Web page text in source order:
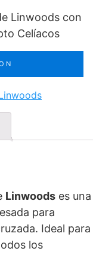
Linwoods con
Celíacos
Linwoods es una
para
Ideal para
los